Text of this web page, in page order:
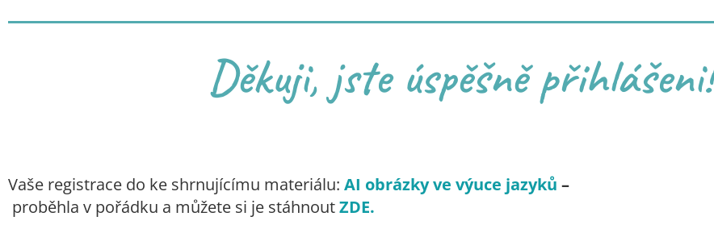
Děkuji, jste úspěšně přihlášeni!
Vaše registrace do ke shrnujícímu materiálu: AI obrázky ve výuce jazyků –
proběhla v pořádku a můžete si je stáhnoutZDE.